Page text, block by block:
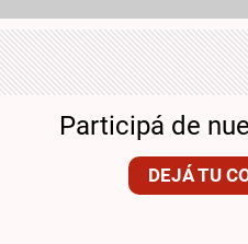
Participá de
DEJÁ TU